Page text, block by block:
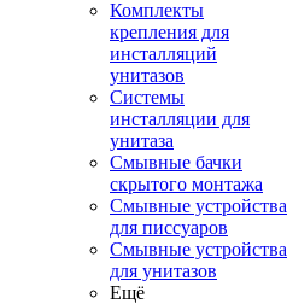
Комплекты
крепления для
инсталляций
унитазов
Системы
инсталляции для
унитаза
Смывные бачки
скрытого монтажа
Смывные устройства
для писсуаров
Смывные устройства
для унитазов
Ещё